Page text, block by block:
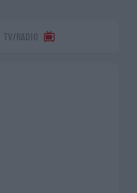
TV/RADIO